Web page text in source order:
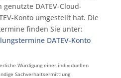
DATEV-Cloud-
Konto umgestellt hat. Die
finden Sie unter:
DATEV-Konto
Würdigung einer individuellen
Sachverhaltsermittlung